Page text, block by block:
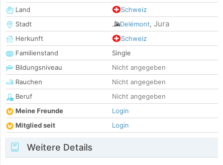
Land
Schweiz
Stadt
Delémont, Jura
Herkunft
Schweiz
Familienstand
Single
Bildungsniveau
Nicht angegeben
Rauchen
Nicht angegeben
Beruf
Nicht angegeben
Meine Freunde
Login
Mitglied seit
Login
Weitere Details